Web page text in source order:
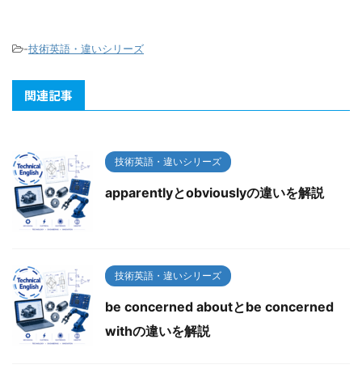
-技術英語・違いシリーズ
関連記事
技術英語・違いシリーズ
apparentlyとobviouslyの違いを解説
技術英語・違いシリーズ
be concerned aboutとbe concerned
withの違いを解説